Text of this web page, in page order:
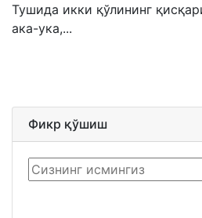
Тушида икки қўлининг
ака-ука,...
Фикр қўшиш